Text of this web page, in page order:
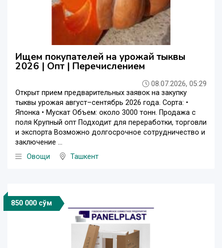
Ищем покупателей на урожай тыквы
2026 | Опт | Перечислением
08.07.2026, 05:29
Открыт прием предварительных заявок на закупку
тыквы урожая август–сентябрь 2026 года. Сорта: •
Японка • Мускат Объем: около 3000 тонн. Продажа с
поля Крупный опт Подходит для переработки, торговли
и экспорта Возможно долгосрочное сотрудничество и
заключение ...
Овощи
Ташкент
850 000 сўм